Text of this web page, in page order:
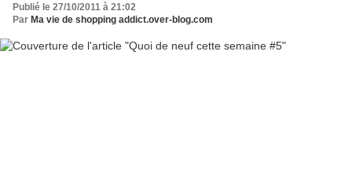
Publié le 27/10/2011 à 21:02
Par Ma vie de shopping addict.over-blog.com